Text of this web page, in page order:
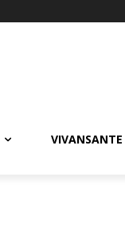
VIVANSANTE